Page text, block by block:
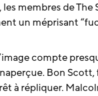
membres de
un méprisant
compte
Bon
à répliquer.